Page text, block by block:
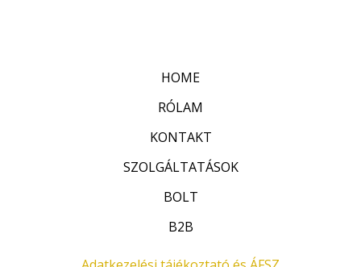
HOME
RÓLAM
KONTAKT
SZOLGÁLTATÁSOK
BOLT
B2B